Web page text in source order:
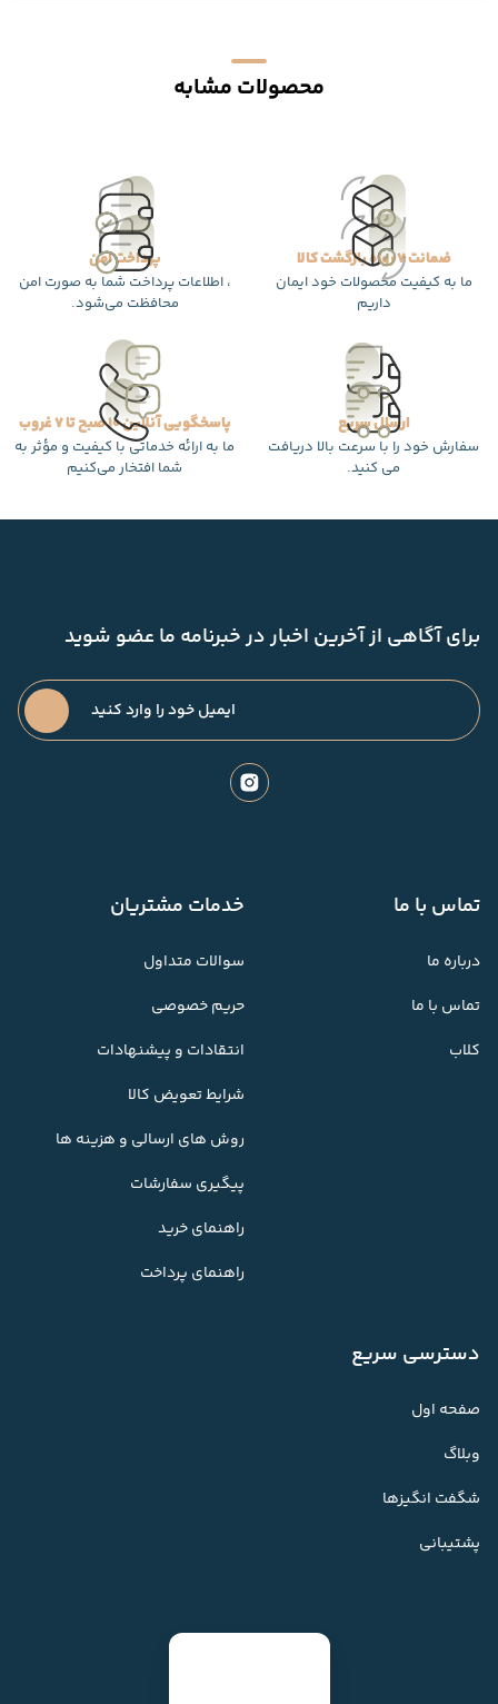
محصولات مشابه
ضمانت 7 روزه بازگشت کالا
ما به کیفیت محصولات خود ایمان
داریم
پرداخت امن
، اطلاعات پرداخت شما به صورت امن
محافظت می‌شود.
ارسال سریع
سفارش خود را با سرعت بالا دریافت
می کنید.
پاسخگویی آنلاین 10 صبح تا 7 غروب
ما به ارائه خدماتی با کیفیت و مؤثر به
شما افتخار می‌کنیم
برای آگاهی از آخرین اخبار در خبرنامه ما عضو شوید
تماس با ما
درباره ما
تماس با ما
کلاب
خدمات مشتریان
سوالات متداول
حریم خصوصی
انتقادات و پیشنهادات
شرایط تعویض کالا
روش های ارسالی و هزینه ها
پیگیری سفارشات
راهنمای خرید
راهنمای پرداخت
دسترسی سریع
صفحه اول
وبلاگ
شگفت انگیزها
پشتیبانی